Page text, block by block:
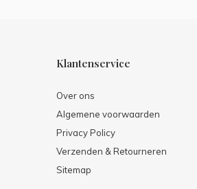
Klantenservice
Over ons
Algemene voorwaarden
Privacy Policy
Verzenden & Retourneren
Sitemap